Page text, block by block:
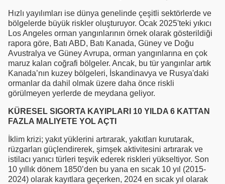
Hızlı yayılımları ise dünya genelinde çeşitli sektörlerde ve
bölgelerde büyük riskler oluşturuyor. Ocak 2025'teki yıkıcı
Los Angeles orman yangınlarının örnek olarak gösterildiği
rapora göre, Batı ABD, Batı Kanada, Güney ve Doğu
Avustralya ve Güney Avrupa, orman yangınlarına en çok
maruz kalan coğrafi bölgeler. Ancak, bu tür yangınlar artık
Kanada’nın kuzey bölgeleri, İskandinavya ve Rusya'daki
ormanlar da dahil olmak üzere daha önce riskli
görülmeyen yerlerde de meydana geliyor.
KÜRESEL SIGORTA KAYIPLARI 10 YILDA 6 KATTAN
FAZLA MALIYETE YOL AÇTI
İklim krizi; yakıt yüklerini artırarak, yakıtları kurutarak,
rüzgarları güçlendirerek, şimşek aktivitesini artırarak ve
istilacı yanıcı türleri teşvik ederek riskleri yükseltiyor. Son
10 yıllık dönem 1850’den bu yana en sıcak 10 yıl (2015-
2024) olarak kayıtlara geçerken, 2024 en sıcak yıl olarak